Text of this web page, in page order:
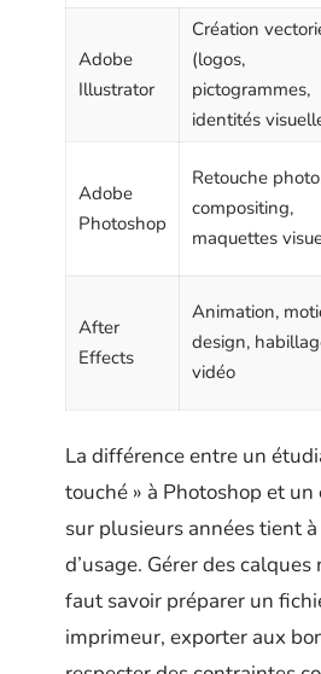
Adobe
Illustrator
Création
(logos,
pictogrammes,
identités
Adobe
Photoshop
Retouche
compositing,
maquettes
After
Effects
Animation,
design,
vidéo
La différence entre un
touché » à Photoshop et
sur plusieurs années tient
d’usage. Gérer des
faut savoir préparer un
imprimeur, exporter aux